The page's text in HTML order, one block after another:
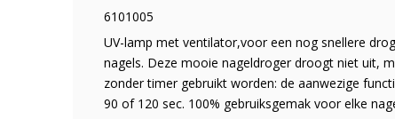
6101005
UV-lamp met ventilator,voor een nog snellere
nagels. Deze mooie nageldroger droogt niet uit,
zonder timer gebruikt worden: de aanwezige
90 of 120 sec. 100% gebruiksgemak voor elke